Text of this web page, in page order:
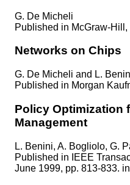
G. De Micheli
Published in McGraw-Hill,
Networks on Chips
G. De Micheli and L.
Published in Morgan
Policy Optimization
Management
L. Benini, A. Bogliolo, G.
Published in
IEEE
June 1999, pp. 813-833. in